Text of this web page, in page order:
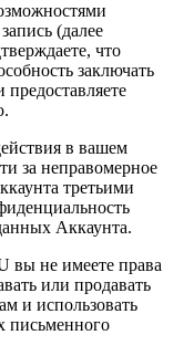
(далее
что
заключать
в вашем
за неправомерное
третьими
Аккаунта.
вы не имеете права
или продавать
и использовать
письменного